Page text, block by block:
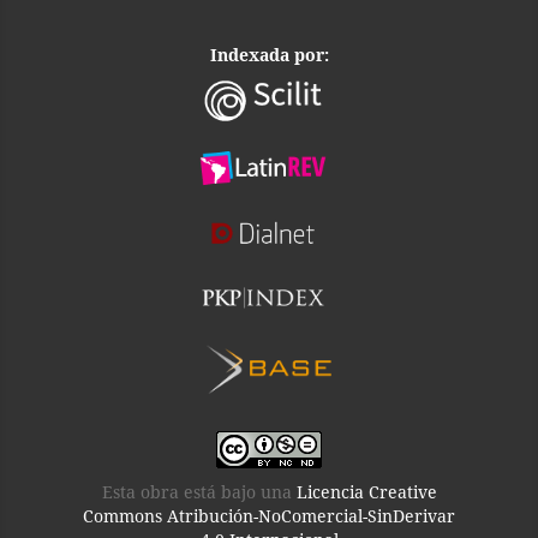
Indexada por:
Esta obra está bajo una Licencia Creative
Commons Atribución-NoComercial-SinDerivar